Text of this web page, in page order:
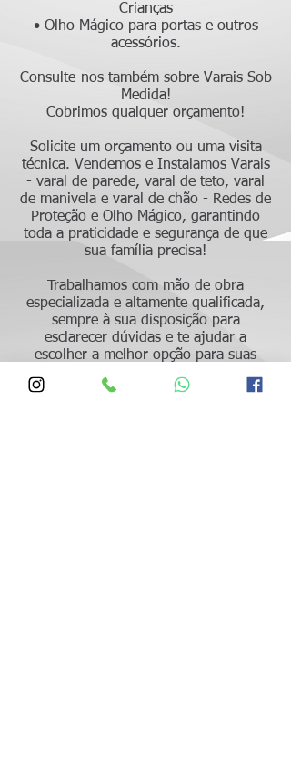
Crianças
• Olho Mágico para portas e outros
acessórios.
Consulte-nos também sobre Varais Sob
Medida!
Cobrimos qualquer orçamento!
Solicite um orçamento ou uma visita
técnica. Vendemos e Instalamos Varais
- varal de parede, varal de teto, varal
de manivela e varal de chão - Redes de
Proteção e Olho Mágico, garantindo
toda a praticidade e segurança de que
sua família precisa!
Trabalhamos com mão de obra
especializada e altamente qualificada,
sempre à sua disposição para
esclarecer dúvidas e te ajudar a
escolher a melhor opção para suas